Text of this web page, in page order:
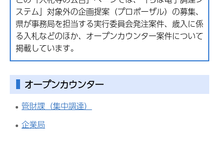
ステム」対象外の企画提案（プロポーザル）の募集、
県が事務局を担当する実行委員会発注案件、歳入に係
る入札などのほか、オープンカウンター案件について
掲載しています。
オープンカウンター
管財課（集中調達）
企業局